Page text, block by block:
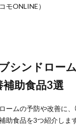
モONLINE）
シンドロー
助食品3選
ームの予防や改善に
助食品を3つ紹介します